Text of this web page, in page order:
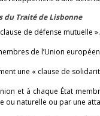
du Traité de Lisbonne
de défense mutuelle ».
de l’Union
une « clause de
et à chaque État
ou naturelle ou par une